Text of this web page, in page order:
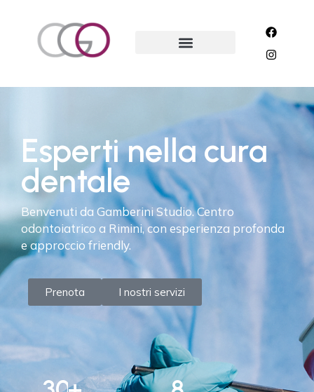
Espertinella cura
dentale
Benvenuti da Gamberini Studio. Centro
odontoiatrico a Rimini, con esperienza profonda
e approccio friendly.
Prenota I nostri servizi